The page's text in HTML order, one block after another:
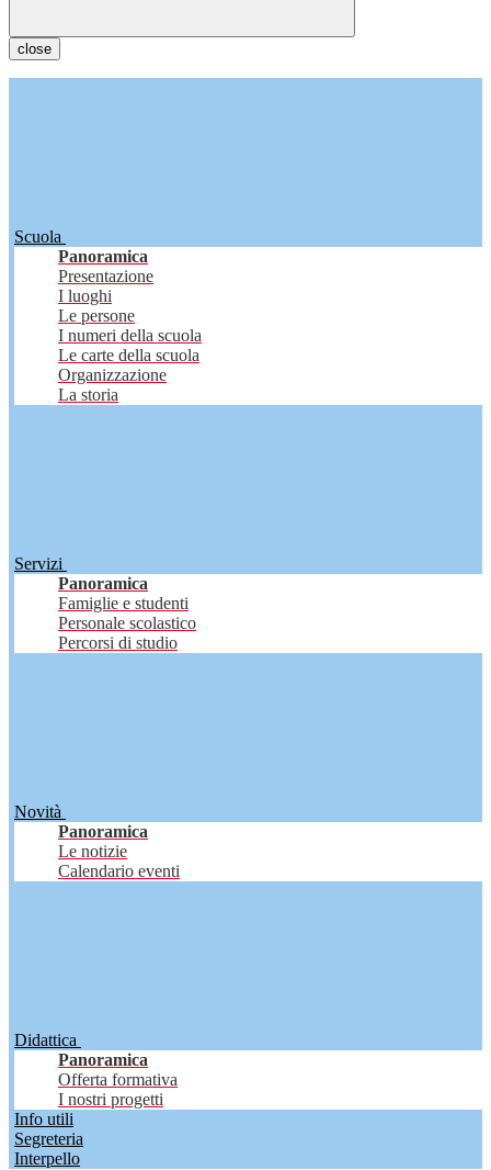
close
Scuola
Panoramica
Presentazione
I luoghi
Le persone
I numeri della scuola
Le carte della scuola
Organizzazione
La storia
Servizi
Panoramica
Famiglie e studenti
Personale scolastico
Percorsi di studio
Novità
Panoramica
Le notizie
Calendario eventi
Didattica
Panoramica
Offerta formativa
I nostri progetti
Info utili
Segreteria
Interpello